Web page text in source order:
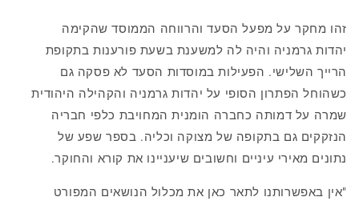
יהודי
1945-
1933
יהודי
1945-
1933
זהו מחקר על מפעל הסעד והרווחה הממוסד שהקימה
יהדות גרמניה והיה לה למשענת בשעת פורענות בתקופת
הרייך השלישי. הפעילות במוסדות הסעד לא פסקה גם
כשהוחל הפתרון הסופי על יהדות גרמניה והקהילה היהודית
שמרה על דמותה כחברה הומנית המחויבת כלפי חבריה
הנזקקים גם בתקופה של מצוקה וכליה. בספר שפע של
נתונים מאירי עיניים וחשובים שיעניינו את קורא והחוקר.
"אין באפשרותנו לתאר כאן את מכלול הנושאים המפורט